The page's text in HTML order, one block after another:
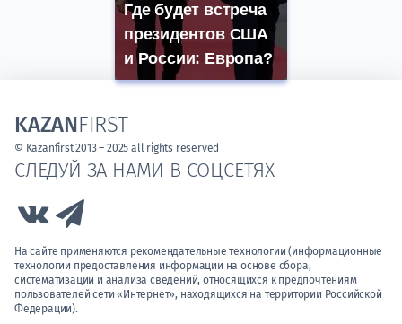
Где будет встреча
президентов США
и России: Европа?
СЛЕДУЙ ЗА НАМИ В СОЦСЕТЯХ
Link to Vk
На сайте применяются рекомендательные технологии (информационные
технологии предоставления информации на основе сбора,
систематизации и анализа сведений, относящихся к предпочтениям
пользователей сети «Интернет», находящихся на территории Российской
Федерации).
KAZANFIRST
© Kazanfirst 2013 – 2025 all rights reserved